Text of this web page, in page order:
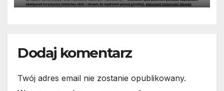
Dodaj komentarz
Twój adres email nie zostanie opublikowany.